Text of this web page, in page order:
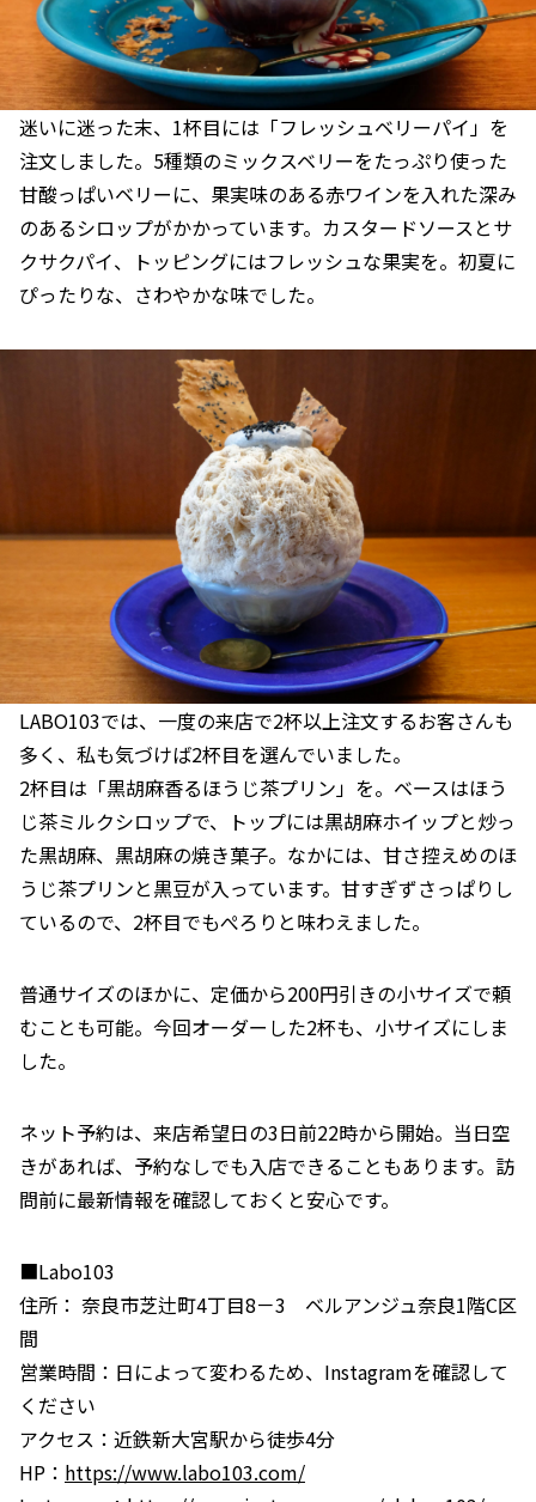
迷いに迷った末、1杯目には「フレッシュベリーパイ」を
注文しました。 5種類のミックスベリーをたっぷり使った
甘酸っぱいベリーに、果実味のある赤ワインを入れた深み
のあるシロップがかかっています。カスタードソースとサ
クサクパイ、トッピングにはフレッシュな果実を。初夏に
ぴったりな、さわやかな味でした。
LABO103では、一度の来店で2杯以上注文するお客さんも
多く、私も気づけば2杯目を選んでいました。
2杯目は「黒胡麻香るほうじ茶プリン」を。ベースはほう
じ茶ミルクシロップで、トップには黒胡麻ホイップと炒っ
た黒胡麻、黒胡麻の焼き菓子。なかには、甘さ控えめのほ
うじ茶プリンと黒豆が入っています。甘すぎずさっぱりし
ているので、2杯目でもぺろりと味わえました。
普通サイズのほかに、定価から200円引きの小サイズで頼
むことも可能。今回オーダーした2杯も、小サイズにしま
した。
ネット予約は、来店希望日の3日前22時から開始。当日空
きがあれば、予約なしでも入店できることもあります。 訪
問前に最新情報を確認しておくと安心です。
■Labo103
住所： 奈良市芝辻町4丁目8－3 ベルアンジュ奈良1階C区
間
営業時間：日によって変わるため、Instagramを確認して
ください
アクセス：近鉄新大宮駅から徒歩4分
HP： https://www.labo103.com/